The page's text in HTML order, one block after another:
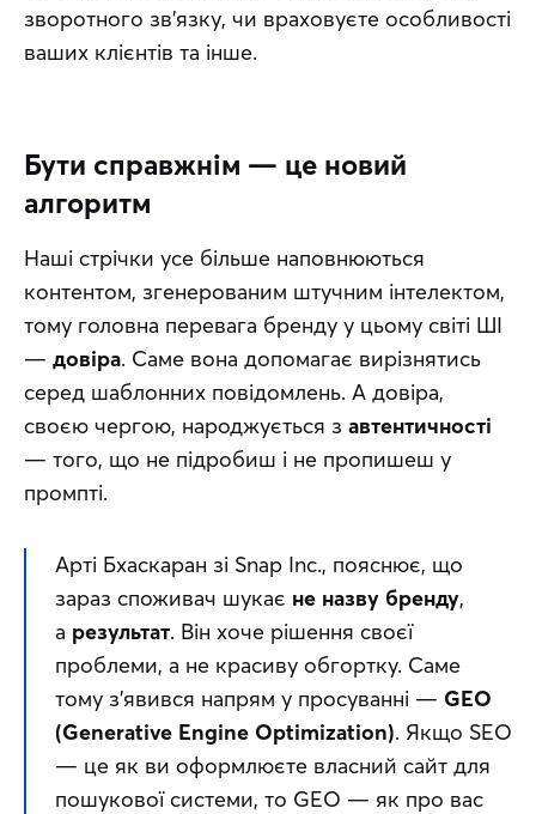
зворотного зв’язку, чи враховуєте особливості
ваших клієнтів та інше.
Бути справжнім — це новий
алгоритм
Наші стрічки усе більше наповнюються
контентом, згенерованим штучним інтелектом,
тому головна перевага бренду у цьому світі ШІ
— довіра. Саме вона допомагає вирізнятись
серед шаблонних повідомлень. А довіра,
своєю чергою, народжується з автентичності
— того, що не підробиш і не пропишеш у
промпті.
Арті Бхаскаран зі Snap Inc., пояснює, що
зараз споживач шукає не назву бренду,
а результат. Він хоче рішення своєї
проблеми, а не красиву обгортку. Саме
тому з’явився напрям у просуванні — GEO
(Generative Engine Optimization). Якщо SEO
— це як ви оформлюєте власний сайт для
пошукової системи, то GEO — як про вас